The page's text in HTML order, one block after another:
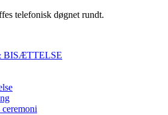
telefonisk døgnet rundt.
BISÆTTELSE